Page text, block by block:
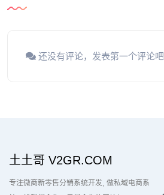
还没有评论，发表第一个评论吧
土土哥 V2GR.COM
专注微商新零售分销系统开发 做私域电商系